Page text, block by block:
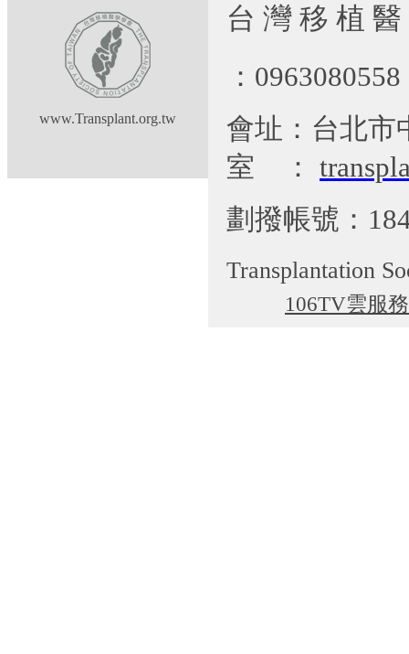
www.Transplant.org.tw
台 灣 移 植
：
會址：台北市
室
：
劃撥帳號：
Transplantation
106TV雲服務